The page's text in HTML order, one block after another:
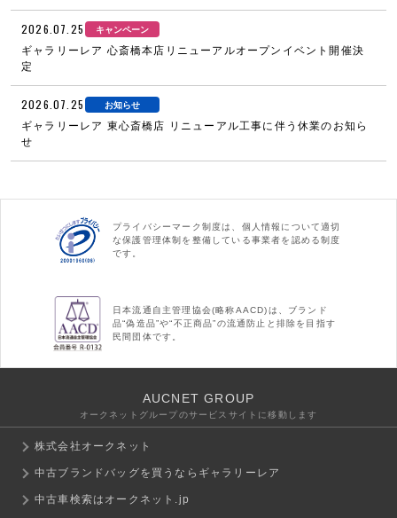
2026.07.25 キャンペーン
ギャラリーレア 心斎橋本店リニューアルオープンイベント開催決
定
2026.07.25 お知らせ
ギャラリーレア 東心斎橋店 リニューアル工事に伴う休業のお知ら
せ
プライバシーマーク制度は、個人情報について適切
な保護管理体制を整備している事業者を認める制度
です。
日本流通自主管理協会(略称AACD)は、ブランド
品“偽造品”や“不正商品”の流通防止と排除を目指す
民間団体です。
AUCNET GROUP
オークネットグループのサービスサイトに移動します
株式会社オークネット
中古ブランドバッグを買うならギャラリーレア
中古車検索はオークネット.jp